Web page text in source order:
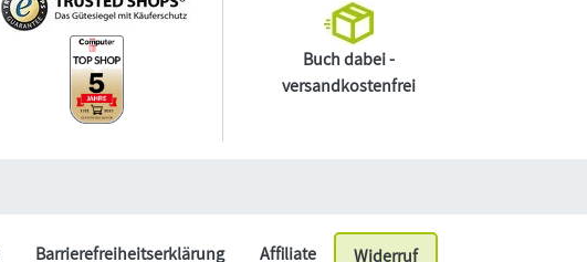
Buch dabei -
versandkostenfrei
Barrierefreiheitserklärung Affiliate Widerruf